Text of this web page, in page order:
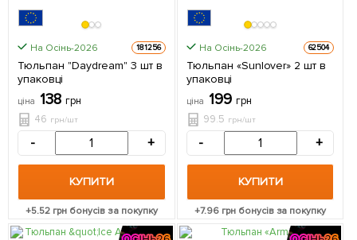
На Осінь-2026 181256
Тюльпан "Daydream" 3 шт в
упаковці
ціна 138 грн
46 грн/шт
- +
КУПИТИ
+5.52 грн бонусів за покупку
На Осінь-2026 62504
Тюльпан «Sunlover» 2 шт в
упаковці
ціна 199 грн
99.5 грн/шт
- +
КУПИТИ
+7.96грн бонусів за покупку